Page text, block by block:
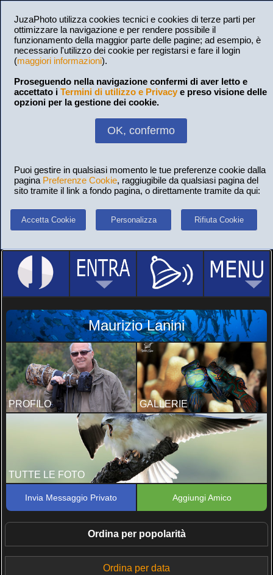
JuzaPhoto utilizza cookies tecnici e cookies di terze parti per
ottimizzare la navigazione e per rendere possibile il
funzionamento della maggior parte delle pagine; ad esempio, è
necessario l'utilizzo dei cookie per registarsi e fare il login
(maggiori informazioni).
Proseguendo nella navigazione confermi di aver letto e
accettato i Termini di utilizzo e Privacy e preso visione delle
opzioni per la gestione dei cookie.
OK, confermo
Puoi gestire in qualsiasi momento le tue preferenze cookie dalla
pagina Preferenze Cookie, raggiugibile da qualsiasi pagina del
sito tramite il link a fondo pagina, o direttamente tramite da qui:
Accetta Cookie Personalizza Rifiuta Cookie
Maurizio Lanini
PROFILO GALLERIE
TUTTE LE FOTO
Invia Messaggio Privato Aggiungi Amico
Ordina per popolarità
Ordina per data